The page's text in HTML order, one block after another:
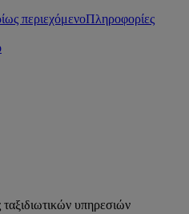
περιεχόμενοΠληροφορίες
ταξιδιωτικών υπηρεσιών